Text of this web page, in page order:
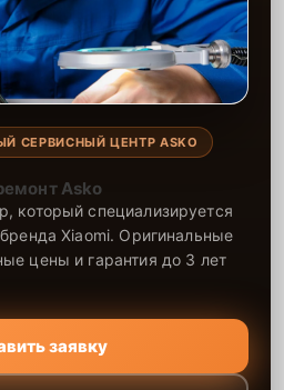
СЕРВИСНЫЙ ЦЕНТР ASKO
Asko
который специализируется
Xiaomi. Оригинальные
цены и гарантия до 3 лет
заявку